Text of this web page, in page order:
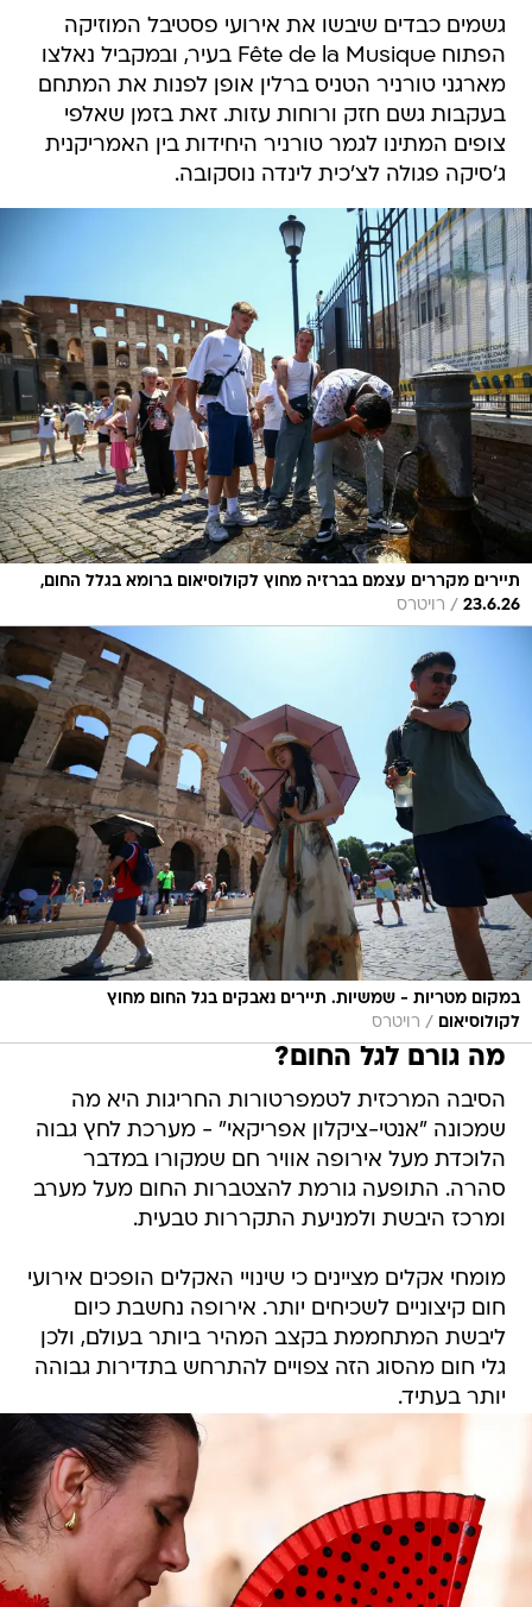
גשמים כבדים שיבשו את אירועי פסטיבל המוזיקה
הפתוח Fête de la Musique בעיר, ובמקביל נאלצו
מארגני טורניר הטניס ברלין אופן לפנות את המתחם
בעקבות גשם חזק ורוחות עזות. זאת בזמן שאלפי
צופים המתינו לגמר טורניר היחידות בין האמריקנית
ג'סיקה פגולה לצ'כית לינדה נוסקובה.
תיירים מקררים עצמם בברזיה מחוץ לקולוסיאום ברומא בגלל החום,
23.6.26
/ רויטרס
במקום מטריות - שמשיות. תיירים נאבקים בגל החום מחוץ
לקולוסיאום
/ רויטרס
מה גורם לגל החום?
הסיבה המרכזית לטמפרטורות החריגות היא מה
שמכונה "אנטי-ציקלון אפריקאי" - מערכת לחץ גבוה
הלוכדת מעל אירופה אוויר חם שמקורו במדבר
סהרה. התופעה גורמת להצטברות החום מעל מערב
ומרכז היבשת ולמניעת התקררות טבעית.
מומחי אקלים מציינים כי שינויי האקלים הופכים אירועי
חום קיצוניים לשכיחים יותר. אירופה נחשבת כיום
ליבשת המתחממת בקצב המהיר ביותר בעולם, ולכן
גלי חום מהסוג הזה צפויים להתרחש בתדירות גבוהה
יותר בעתיד.